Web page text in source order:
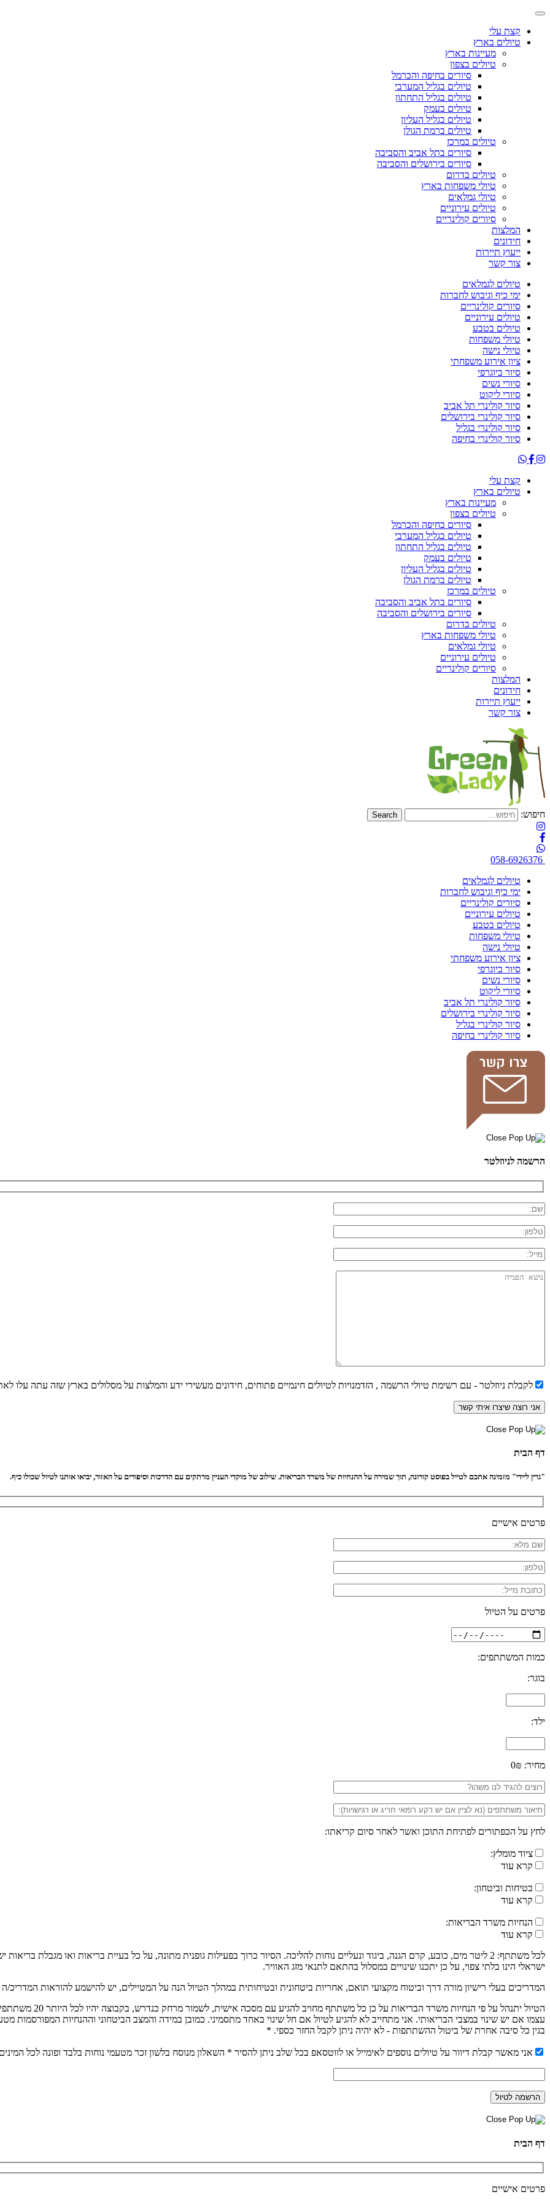
קצת עלי
טיולים בארץ
מעיינות בארץ
טיולים בצפון
סיורים בחיפה והכרמל
טיולים בגליל המערבי
טיולים בגליל התחתון
טיולים בעמק
טיולים בגליל העליון
טיולים ברמת הגולן
טיולים במרכז
סיורים בתל אביב והסביבה
סיורים בירושלים והסביבה
טיולים בדרום
טיולי משפחות בארץ
טיולי גמלאים
טיולים עירוניים
סיורים קולינריים
המלצות
חידונים
ייעוץ תיירות
צור קשר
טיולים לגמלאים
ימי כיף וגיבוש לחברות
סיורים קולינריים
טיולים עירוניים
טיולים בטבע
טיולי משפחות
טיולי נישה
ציון אירוע משפחתי
סיור ביוגרפי
סיורי נשים
סיורי ליקוט
סיור קולינרי תל אביב
סיור קולינרי בירושלים
סיור קולינרי בגליל
סיור קולינרי בחיפה
קצת עלי
טיולים בארץ
מעיינות בארץ
טיולים בצפון
סיורים בחיפה והכרמל
טיולים בגליל המערבי
טיולים בגליל התחתון
טיולים בעמק
טיולים בגליל העליון
טיולים ברמת הגולן
טיולים במרכז
סיורים בתל אביב והסביבה
סיורים בירושלים והסביבה
טיולים בדרום
טיולי משפחות בארץ
טיולי גמלאים
טיולים עירוניים
סיורים קולינריים
המלצות
חידונים
ייעוץ תיירות
צור קשר
חיפוש:
058-6926376
טיולים לגמלאים
ימי כיף וגיבוש לחברות
סיורים קולינריים
טיולים עירוניים
טיולים בטבע
טיולי משפחות
טיולי נישה
ציון אירוע משפחתי
סיור ביוגרפי
סיורי נשים
סיורי ליקוט
סיור קולינרי תל אביב
סיור קולינרי בירושלים
סיור קולינרי בגליל
סיור קולינרי בחיפה
הרשמה לניוזלטר
לקבלת ניוזלטר - עם רשימת טיולי הרשמה , הזדמנויות לטיולים חינמיים פתוחים, חידונים מעשירי ידע והמלצות על מסלולים בארץ שזה עתה עלו
דף הבית
"גרין ליידי" מזמינה אתכם לטייל בפוסט קורונה, תוך שמירה על ההנחיות של משרד הבריאות. שילוב של מוקדי העניין מרתקים עם הדרכות וסיפורים על האזור, יביאו אותנו לטיול שכולו כיף.
פרטים אישיים
פרטים על הטיול
כמות המשתתפים:
בוגר:
ילד:
מחיר: 0₪
לחץ על הכפתורים לפתיחת התוכן ואשר לאחר סיום קריאתו:
ציוד מומלץ:
קרא עוד
בטיחות וביטחון:
קרא עוד
הנחיות משרד הבריאות:
קרא עוד
לכל משתתף: 2 ליטר מים, כובע, קרם הגנה, ביגוד ונעליים נוחות להליכה. הסיור כרוך בפעילות גופנית מתונה, על כל בעיית בריאות ואו
ישראלי הינו בלתי צפוי, על כן יתכנו שינויים במסלול בהתאם לתנאי מזג האוויר.
המדריכים בעלי רישיון מורה דרך וביטוח מקצועי תואם, אחריות ביטחונית ובטיחותית במהלך הטיול הנה על המטיילים, יש להישמע להוראות המדריכ/ה
הטיול יתנהל על פי
עצמו אם יש שינוי במצבי הבריאותי. אני מתחייב לא להגיע לטיול אם חל שינוי באחד מתסמיני. כמובן במידה והמצב הביטחוני וההנחיות המפורסמות
בגין כל סיבה אחרת של ביטול ההשתתפות - לא יהיה ניתן לקבל החזר כספי. *
אני מאשר קבלת דיוור על טיולים נוספים לאימייל או לווטסאפ בכל שלב ניתן להסיר * השאלון מנוסח בלשון זכר מטעמי נוחות בלבד ופונה לכל
דף הבית
פרטים אישיים